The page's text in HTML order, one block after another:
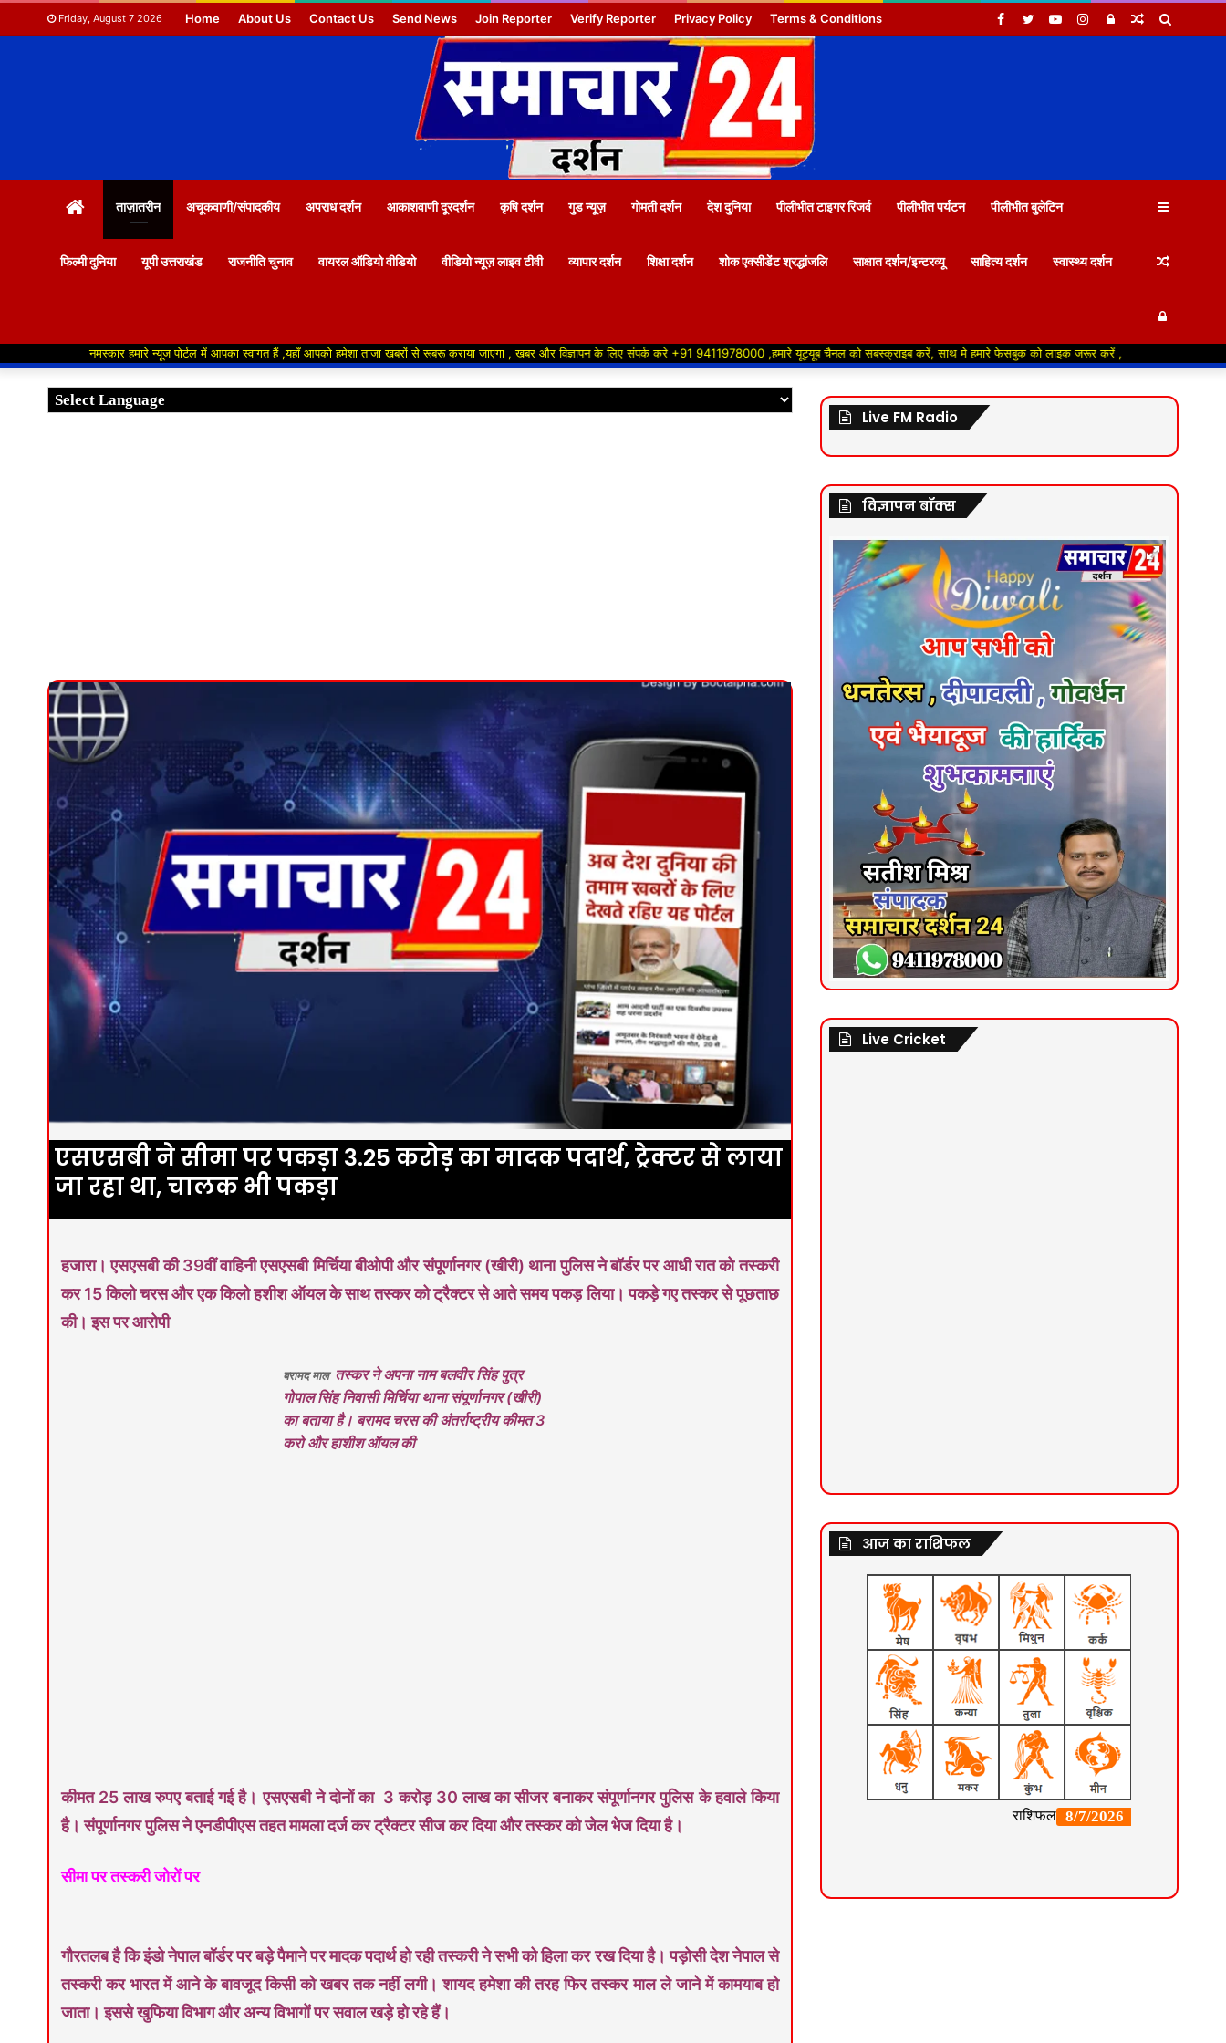
Friday, August 7 2026 Home About Us Contact Us Send News Join Reporter Verify Reporter Privacy Policy Terms & Conditions Random
Log
Instagram
YouTube
Twitter
Facebook
HOMEताज़ातरीन अचूकवाणी/संपादकीय अपराध दर्शन आकाशवाणी दूरदर्शन कृषि दर्शन गुड न्यूज़ गोमती दर्शन देश दुनिया पीलीभीत टाइगर रिजर्व पीलीभीत पर्यटन पीलीभीत बुलेटिन
फिल्मी दुनिया यूपी उत्तराखंड राजनीति चुनाव वायरल ऑडियो वीडियो वीडियो न्यूज़ लाइव टीवी व्यापार दर्शन शिक्षा दर्शन शोक एक्सीडेंट श्रद्धांजलि साक्षात दर्शन/इन्टरव्यू साहित्य दर्शन स्वास्थ्य दर्शन
Sidebar
Random
Log
In
नमस्कार हमारे न्यूज पोर्टल में आपका स्वागत हैं ,यहाँ आपको हमेशा ताजा खबरों से रूबरू कराया जाएगा , खबर और विज्ञापन के लिए संपर्क करे +91 9411978000 ,हमारे यूट्यूब चैनल को सबस्क्राइब करें, साथ मे हमारे फेसबुक को लाइक जरूर करें ,
एसएसबी ने सीमा पर पकड़ा 3.25 करोड़ का मादक पदार्थ, ट्रेक्टर से लाया
जा रहा था, चालक भी पकड़ा
हजारा। एसएसबी की 39वीं वाहिनी एसएसबी मिर्चिया बीओपी और संपूर्णानगर (खीरी) थाना पुलिस ने बॉर्डर पर आधी रात को तस्करी
कर 15 किलो चरस और एक किलो हशीश ऑयल के साथ तस्कर को ट्रैक्टर से आते समय पकड़ लिया। पकड़े गए तस्कर से पूछताछ
की। इस पर आरोपी
बरामद माल तस्कर ने अपना नाम बलवीर सिंह पुत्र
गोपाल सिंह निवासी मिर्चिया थाना संपूर्णानगर (खीरी)
का बताया है। बरामद चरस की अंतर्राष्ट्रीय कीमत 3
करो और हाशीश ऑयल की
कीमत 25 लाख रुपए बताई गई है। एसएसबी ने दोनों का 3 करोड़ 30 लाख का सीजर बनाकर संपूर्णानगर पुलिस के हवाले किया
है। संपूर्णानगर पुलिस ने एनडीपीएस तहत मामला दर्ज कर ट्रैक्टर सीज कर दिया और तस्कर को जेल भेज दिया है।
सीमा पर तस्करी जोरों पर
गौरतलब है कि इंडो नेपाल बॉर्डर पर बड़े पैमाने पर मादक पदार्थ हो रही तस्करी ने सभी को हिला कर रख दिया है। पड़ोसी देश नेपाल से
तस्करी कर भारत में आने के बावजूद किसी को खबर तक नहीं लगी। शायद हमेशा की तरह फिर तस्कर माल ले जाने में कामयाब हो
जाता। इससे खुफिया विभाग और अन्य विभागों पर सवाल खड़े हो रहे हैं।
Live FM Radio
विज्ञापन बॉक्स
Live Cricket
आज का राशिफल